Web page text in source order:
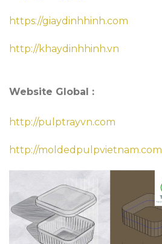
https://giaydinhhinh.com
http://khaydinhhinh.vn
Website Global :
http://pulptrayvn.com
http://moldedpulpvietnam.com